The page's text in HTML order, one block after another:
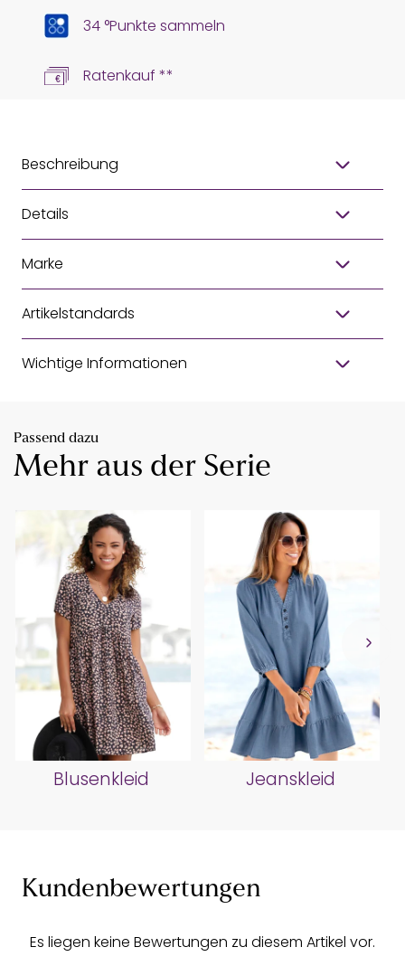
34 °Punkte sammeln
Ratenkauf **
Beschreibung
Details
Marke
Artikelstandards
Wichtige Informationen
Passend dazu
Mehr aus der Serie
Blusenkleid Jeanskleid
Kundenbewertungen
Es liegen keine Bewertungen zu diesem Artikel vor.